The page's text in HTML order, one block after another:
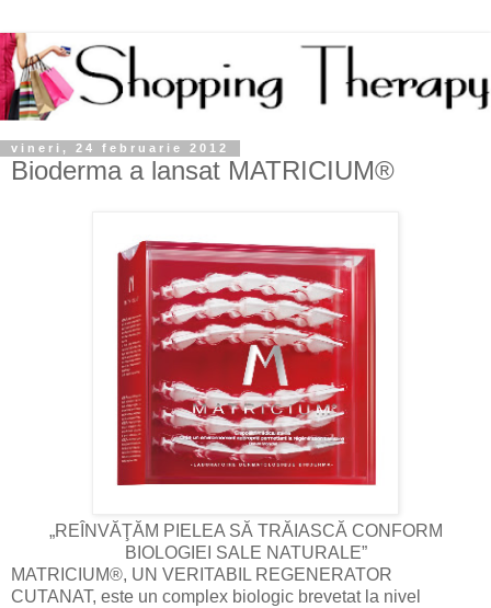
vineri, 24 februarie 2012
Bioderma a lansat MATRICIUM®
„REÎNVĂŢĂM PIELEA SĂ TRĂIASCĂ CONFORM
BIOLOGIEI SALE NATURALE”
MATRICIUM®, UN VERITABIL REGENERATOR
CUTANAT, este un complex biologic brevetat la nivel